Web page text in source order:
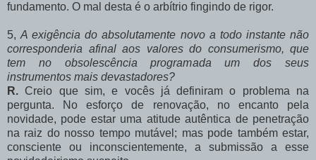
fundamento. O mal desta é o arbítrio fingindo de rigor.
5,A exigência do absolutamente novo a todo instante não
corresponderia afinal aos valores do consumerismo, que
tem no obsolescência programada um dos seus
instrumentos mais devastadores?
R. Creio que sim, e vocês já definiram o problema na
pergunta. No esforço de renovação, no encanto pela
novidade, pode estar uma atitude autêntica de penetração
na raiz do nosso tempo mutável; mas pode também estar,
consciente ou inconscientemente, a submissão a esse